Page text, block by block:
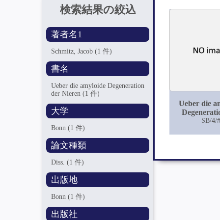
検索結果の絞込
著者名1
Schmitz, Jacob(1 件)
書名
Ueber die amyloide Degeneration
der Nieren(1 件)
大学
Bonn(1 件)
論文種類
Diss.(1 件)
出版地
Bonn(1 件)
出版社
Ueber die
Nieren
SB/4/#